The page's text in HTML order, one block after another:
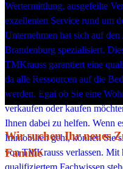
HOME
KONTAKT
Wir suchen Ihr neues
Familie